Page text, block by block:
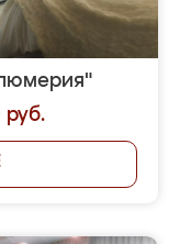
руб.